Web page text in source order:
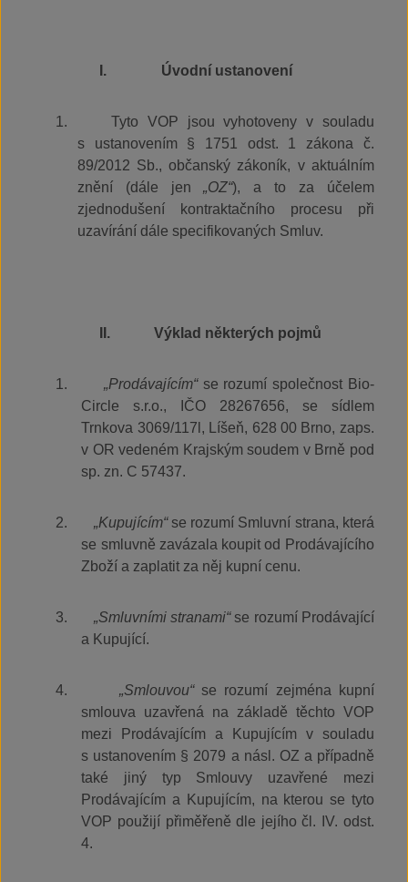
I. Úvodní ustanovení
1.
Tyto VOP jsou vyhotoveny v souladu
s ustanovením § 1751 odst. 1 zákona č.
89/2012 Sb., občanský zákoník, v aktuálním
znění (dále jen„OZ“), a to za účelem
zjednodušení kontraktačního procesu při
uzavírání dále specifikovaných Smluv.
II. Výklad některých pojmů
1. „Prodávajícím“se rozumí společnost Bio-
Circle s.r.o., IČO 28267656, se sídlem
Trnkova 3069/117l, Líšeň, 628 00 Brno, zaps.
v OR vedeném Krajským soudem v Brně pod
sp. zn. C 57437.
2. „Kupujícím“se rozumí Smluvní strana, která
se smluvně zavázala koupit od Prodávajícího
Zboží a zaplatit za něj kupní cenu.
3. „Smluvními stranami“se rozumí Prodávající
a Kupující.
4. „Smlouvou“se rozumí zejména kupní
smlouva uzavřená na základě těchto VOP
mezi Prodávajícím a Kupujícím v souladu
s ustanovením § 2079 a násl. OZ a případně
také jiný typ Smlouvy uzavřené mezi
Prodávajícím a Kupujícím, na kterou se tyto
VOP použijí přiměřeně dle jejího čl. IV. odst.
4.